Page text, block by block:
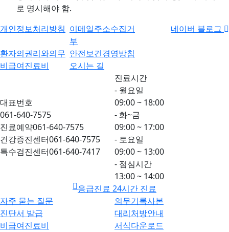
로 명시해야 함.
개인정보처리방침 이메일주소수집거
부
환자의권리와의무 안전보건경영방침
비급여진료비
오시는 길
네이버 블로그
대표번호
061-640-7575
진료예약061-640-7575
건강증진센터061-640-7575
특수검진센터061-640-7417
진료시간
- 월요일
09:00 ~ 18:00
- 화~금
09:00 ~ 17:00
- 토요일
09:00 ~ 13:00
- 점심시간
13:00 ~ 14:00
응급진료 24시간 진료
자주 묻는 질문
의무기록사본
진단서 발급
대리처방안내
비급여진료비
서식다운로드